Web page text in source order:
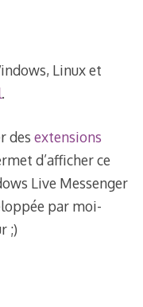
Linux et
.
des extensions
d’afficher ce
Live Messenger
par moi-
;)